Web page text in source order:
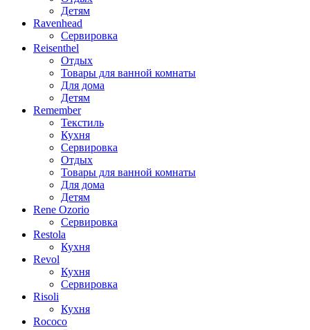
Детям
Ravenhead
Сервировка
Reisenthel
Отдых
Товары для ванной комнаты
Для дома
Детям
Remember
Текстиль
Кухня
Сервировка
Отдых
Товары для ванной комнаты
Для дома
Детям
Rene Ozorio
Сервировка
Restola
Кухня
Revol
Кухня
Сервировка
Risoli
Кухня
Rococo